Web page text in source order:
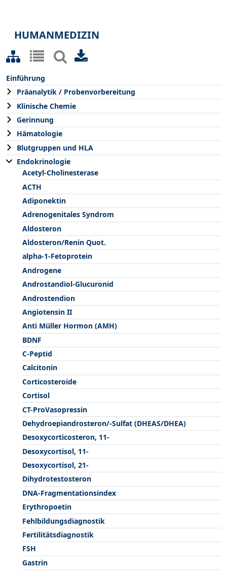
HUMANMEDIZIN
Einführung
Präanalytik / Probenvorbereitung
Klinische Chemie
Gerinnung
Hämatologie
Blutgruppen und HLA
Endokrinologie
Acetyl-Cholinesterase
ACTH
Adiponektin
Adrenogenitales Syndrom
Aldosteron
Aldosteron/Renin Quot.
alpha-1-Fetoprotein
Androgene
Androstandiol-Glucuronid
Androstendion
Angiotensin II
Anti Müller Hormon (AMH)
BDNF
C-Peptid
Calcitonin
Corticosteroide
Cortisol
CT-ProVasopressin
Dehydroepiandrosteron/-Sulfat (DHEAS/DHEA)
Desoxycorticosteron, 11-
Desoxycortisol, 11-
Desoxycortisol, 21-
Dihydrotestosteron
DNA-Fragmentationsindex
Erythropoetin
Fehlbildungsdiagnostik
Fertilitätsdiagnostik
FSH
Gastrin